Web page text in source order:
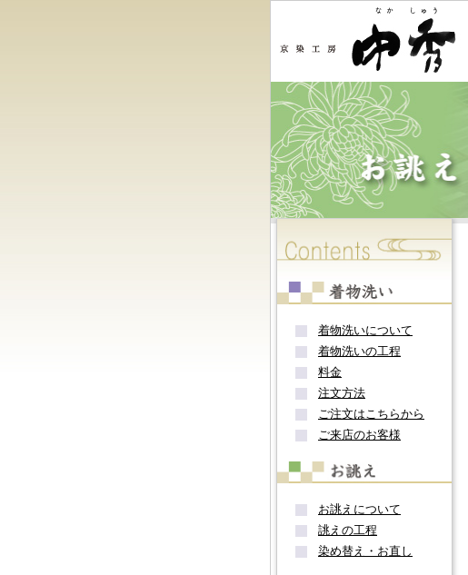
着物洗いについて
着物洗いの工程
料金
注文方法
ご注文はこちらから
ご来店のお客様
お誂えについて
誂えの工程
染め替え・お直し